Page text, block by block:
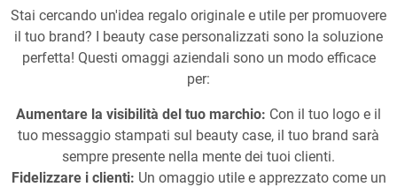
Stai cercando un'idea regalo originale e utile per promuovere
il tuo brand? I beauty case personalizzati sono la soluzione
perfetta! Questi omaggi aziendali sono un modo efficace
per:
Aumentare la visibilità del tuo marchio: Con il tuo logo e il
tuo messaggio stampati sul beauty case, il tuo brand sarà
sempre presente nella mente dei tuoi clienti.
Fidelizzare i clienti: Un omaggio utile e apprezzato come un